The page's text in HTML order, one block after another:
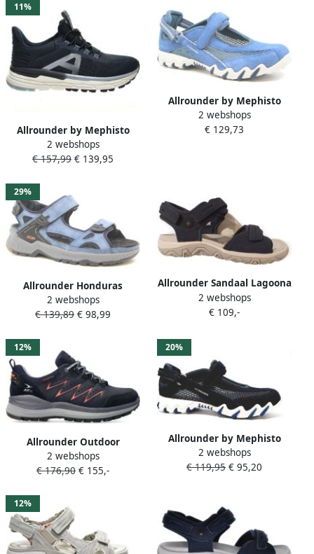
11%
Allrounder by Mephisto
Lage Sneakers TERRA
2 webshops
€ 157,99 € 139,95
Allrounder by Mephisto
Allrounder NIRO SUEDE
Blauw
2 webshops
€ 129,73
29%
Allrounder Honduras
Sandaal Blauw
Verwisselbaar Voetbed
2 webshops
€ 139,89 € 98,99
Allrounder Sandaal Lagoona
Mood Indigo Blauw
2 webshops
€ 109,-
12%
Allrounder Outdoor
Wandelschoen Seja TEX
Eclipse Donkerblauw 5½
2 webshops
€ 176,90 € 155,-
20%
Allrounder by Mephisto
Allrounder Bandschoen Niro
Ocean Stargazer Blauw
2 webshops
€ 119,95 € 95,20
12%